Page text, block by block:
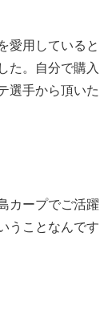
愛用していると
た。自分で購入
選手から頂いた
カープでご活躍
うことなんです